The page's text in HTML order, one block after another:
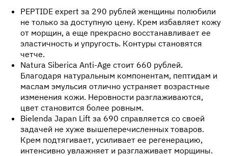
PEPTIDE expert за 290 рублей женщины полюбили
не только за доступную цену. Крем избавляет кожу
от морщин, а еще прекрасно восстанавливает ее
эластичность и упругость. Контуры становятся
четче.
Natura Siberica Anti-Age стоит 660 рублей.
Благодаря натуральным компонентам, пептидам и
маслам эмульсия отлично устраняет возрастные
изменения кожи. Неровности разглаживаются,
цвет становится более ровным.
Bielenda Japan Lift за 690 справляется со своей
задачей не хуже вышеперечисленных товаров.
Крем подтягивает, усиливает ее регенерацию,
интенсивно увлажняет и разглаживает морщины.